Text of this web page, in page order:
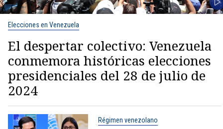
Elecciones en Venezuela
El despertar colectivo: Venezuela
conmemora históricas elecciones
presidenciales del 28 de julio de
2024
Régimen venezolano